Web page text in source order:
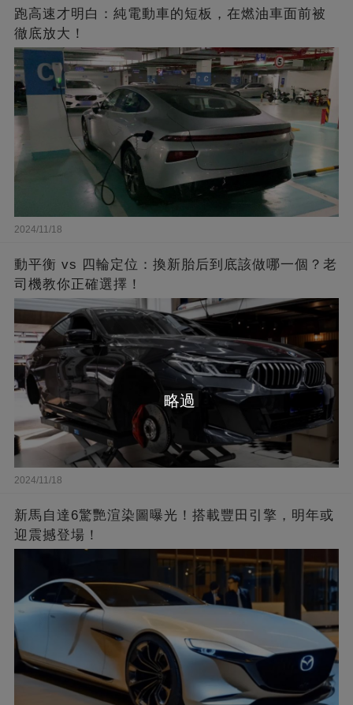
跑高速才明白：純電動車的短板，在燃油車面前被
徹底放大！
2024/11/18
動平衡 vs 四輪定位：換新胎后到底該做哪一個？老
司機教你正確選擇！
2024/11/18
新馬自達6驚艷渲染圖曝光！搭載豐田引擎，明年或
迎震撼登場！
略過